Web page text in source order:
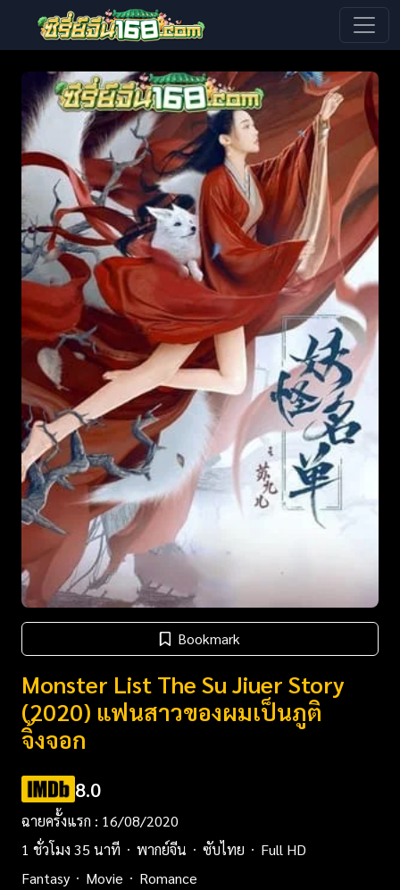
Bookmark
Monster List The Su Jiuer Story
(2020) แฟนสาวของผมเป็นภูติ
จิ้งจอก
8.0
ฉายครั้งแรก : 16/08/2020
1 ชั่วโมง 35 นาที
พากย์จีน ซับไทย
Full HD
Fantasy
Movie Romance